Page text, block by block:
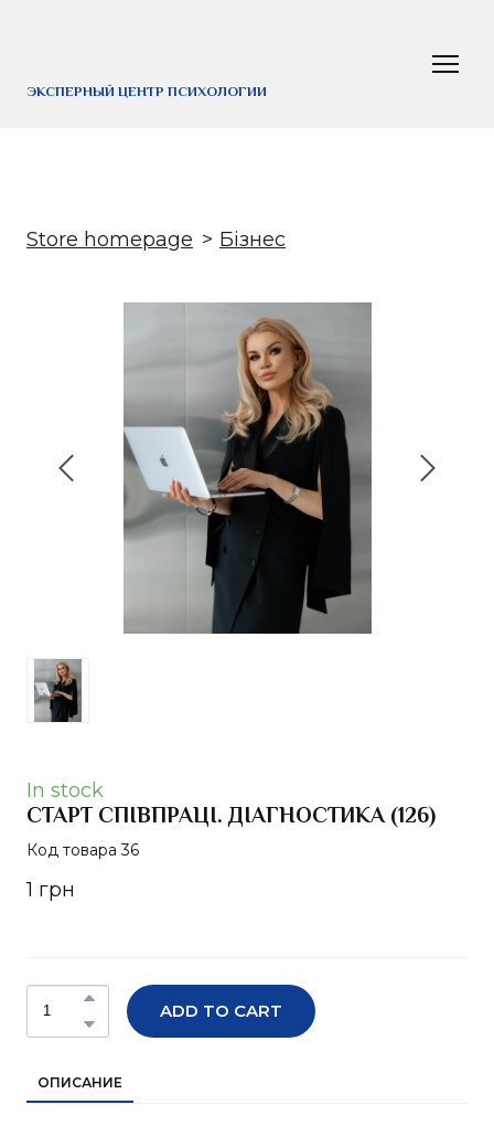
ЭКСПЕРНЫЙ ЦЕНТР ПСИХОЛОГИИ
Store homepage Бізнес
In stock
СТАРТ СПІВПРАЦІ. ДІАГНОСТИКА(126)
Код товара 36
1 грн
ADD TO CART
ОПИСАНИЕ